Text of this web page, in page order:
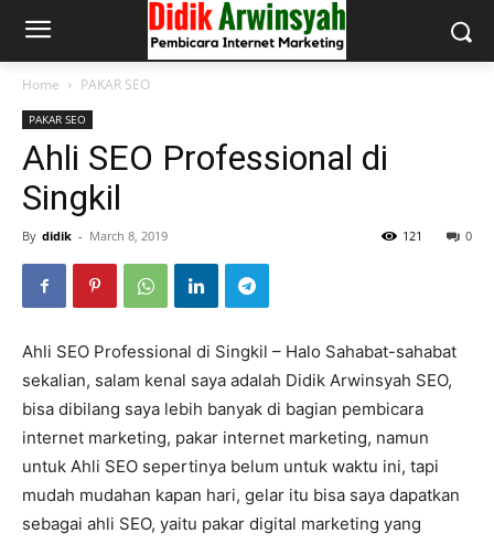
Home PAKAR SEO
PAKAR SEO
Ahli SEO Professional di
Singkil
By didik - March 8, 2019 0
121
Ahli SEO Professional di Singkil – Halo Sahabat-sahabat
sekalian, salam kenal saya adalah Didik Arwinsyah SEO,
bisa dibilang saya lebih banyak di bagian pembicara
internet marketing, pakar internet marketing, namun
untuk Ahli SEO sepertinya belum untuk waktu ini, tapi
mudah mudahan kapan hari, gelar itu bisa saya dapatkan
sebagai ahli SEO, yaitu pakar digital marketing yang